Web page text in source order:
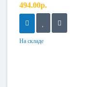
494.00р.
На складе